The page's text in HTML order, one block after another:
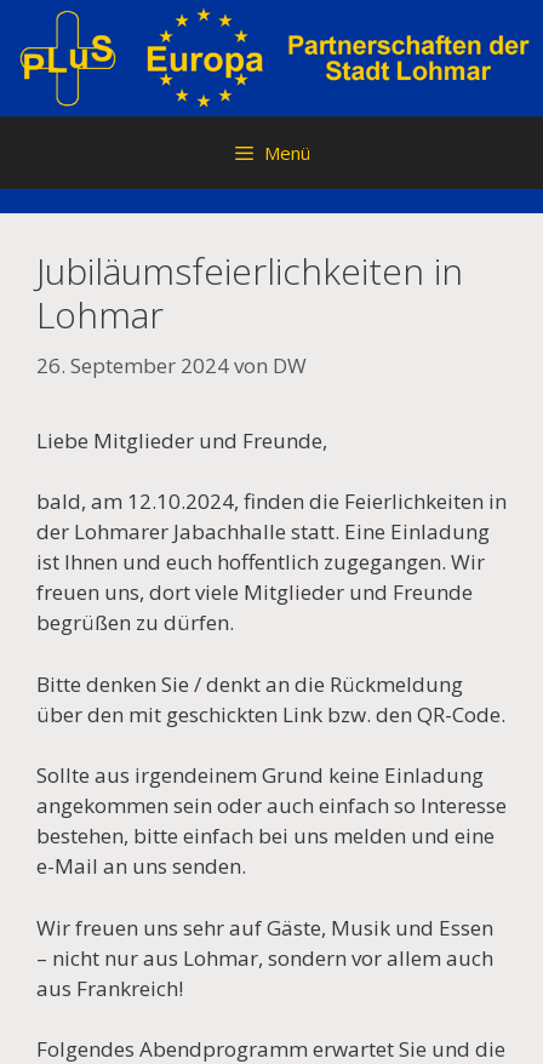
Inhalt
springen
Menü
Jubiläumsfeierlichkeiten in
Lohmar
26. September 2024von DW
Liebe Mitglieder und Freunde,
bald, am 12.10.2024, finden die Feierlichkeiten in
der Lohmarer Jabachhalle statt. Eine Einladung
ist Ihnen und euch hoffentlich zugegangen. Wir
freuen uns, dort viele Mitglieder und Freunde
begrüßen zu dürfen.
Bitte denken Sie / denkt an die Rückmeldung
über den mit geschickten Link bzw. den QR-Code.
Sollte aus irgendeinem Grund keine Einladung
angekommen sein oder auch einfach so Interesse
bestehen, bitte einfach bei uns melden und eine
e-Mail an uns senden.
Wir freuen uns sehr auf Gäste, Musik und Essen
– nicht nur aus Lohmar, sondern vor allem auch
aus Frankreich!
Folgendes Abendprogramm erwartet Sie und die